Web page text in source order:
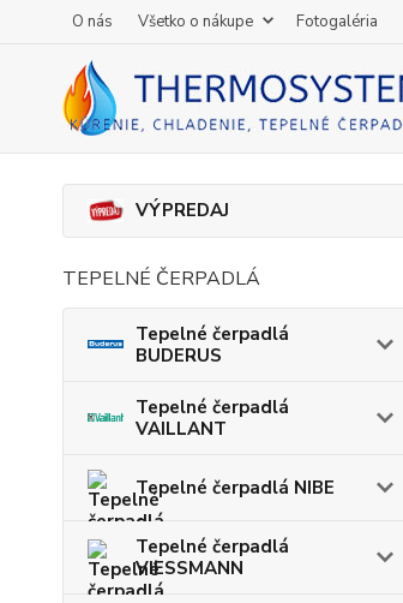
O nás Všetko o nákupe Fotogaléria
VÝPREDAJ
TEPELNÉ ČERPADLÁ
Tepelné čerpadlá
BUDERUS
Tepelné čerpadlá
VAILLANT
Tepelné čerpadlá NIBE
Tepelné čerpadlá
VIESSMANN